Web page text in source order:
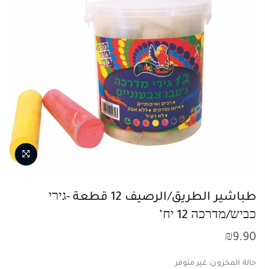
طباشير الطريق/الرصيف 12 قطعة -גירי
כביש/מדרכה 12 יח’
₪9.90
حالة المخزون: غير متوفر